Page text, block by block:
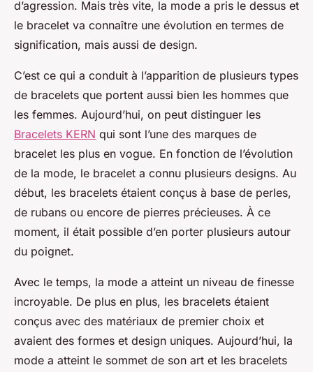
d’agression. Mais très vite, la mode a pris le dessus et
le bracelet va connaître une évolution en termes de
signification, mais aussi de design.
C’est ce qui a conduit à l’apparition de plusieurs types
de bracelets que portent aussi bien les hommes que
les femmes. Aujourd’hui, on peut distinguer les
Bracelets KERN qui sont l’une des marques de
bracelet les plus en vogue. En fonction de l’évolution
de la mode, le bracelet a connu plusieurs designs. Au
début, les bracelets étaient conçus à base de perles,
de rubans ou encore de pierres précieuses. À ce
moment, il était possible d’en porter plusieurs autour
du poignet.
Avec le temps, la mode a atteint un niveau de finesse
incroyable. De plus en plus, les bracelets étaient
conçus avec des matériaux de premier choix et
avaient des formes et design uniques. Aujourd’hui, la
mode a atteint le sommet de son art et les bracelets